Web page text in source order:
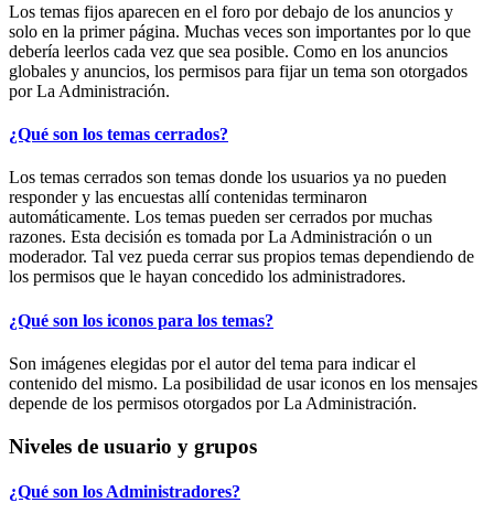
Los temas fijos aparecen en el foro por debajo de los anuncios y
solo en la primer página. Muchas veces son importantes por lo que
debería leerlos cada vez que sea posible. Como en los anuncios
globales y anuncios, los permisos para fijar un tema son otorgados
por La Administración.
¿Qué son los temas cerrados?
Los temas cerrados son temas donde los usuarios ya no pueden
responder y las encuestas allí contenidas terminaron
automáticamente. Los temas pueden ser cerrados por muchas
razones. Esta decisión es tomada por La Administración o un
moderador. Tal vez pueda cerrar sus propios temas dependiendo de
los permisos que le hayan concedido los administradores.
¿Qué son los iconos para los temas?
Son imágenes elegidas por el autor del tema para indicar el
contenido del mismo. La posibilidad de usar iconos en los mensajes
depende de los permisos otorgados por La Administración.
Niveles de usuario y grupos
¿Qué son los Administradores?